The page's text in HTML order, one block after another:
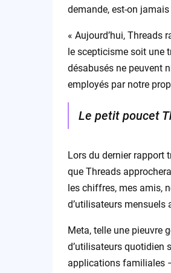
demande, est-on
« Aujourd’hui, Threads
le scepticisme soit une
désabusés ne peuvent
employés par notre
Le petit poucet
Lors du dernier rapport
que Threads
les chiffres, mes amis,
d’utilisateurs
Meta, telle une pieuvre
d’utilisateurs quotidien
applications familiales